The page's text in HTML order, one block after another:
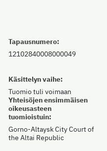
Tapausnumero:
12102840008000049
Käsittelyn vaihe:
Tuomio tuli voimaan
Yhteisöjen ensimmäisen
oikeusasteen
tuomioistuin:
Gorno-Altaysk City Court of
the Altai Republic